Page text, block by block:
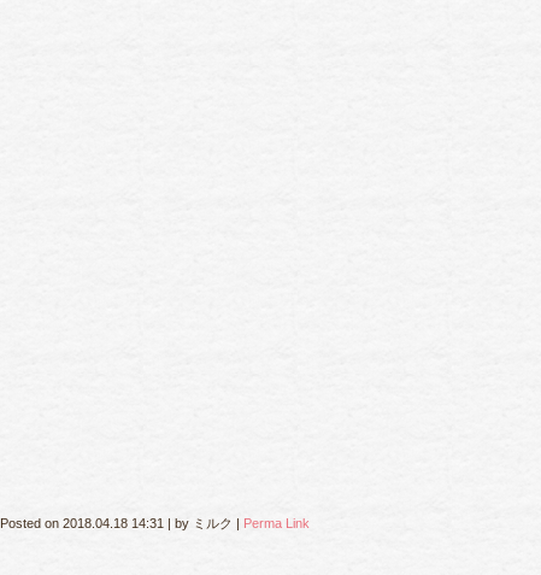
Posted on 2018.04.18 14:31 | by ミルク | Perma Link